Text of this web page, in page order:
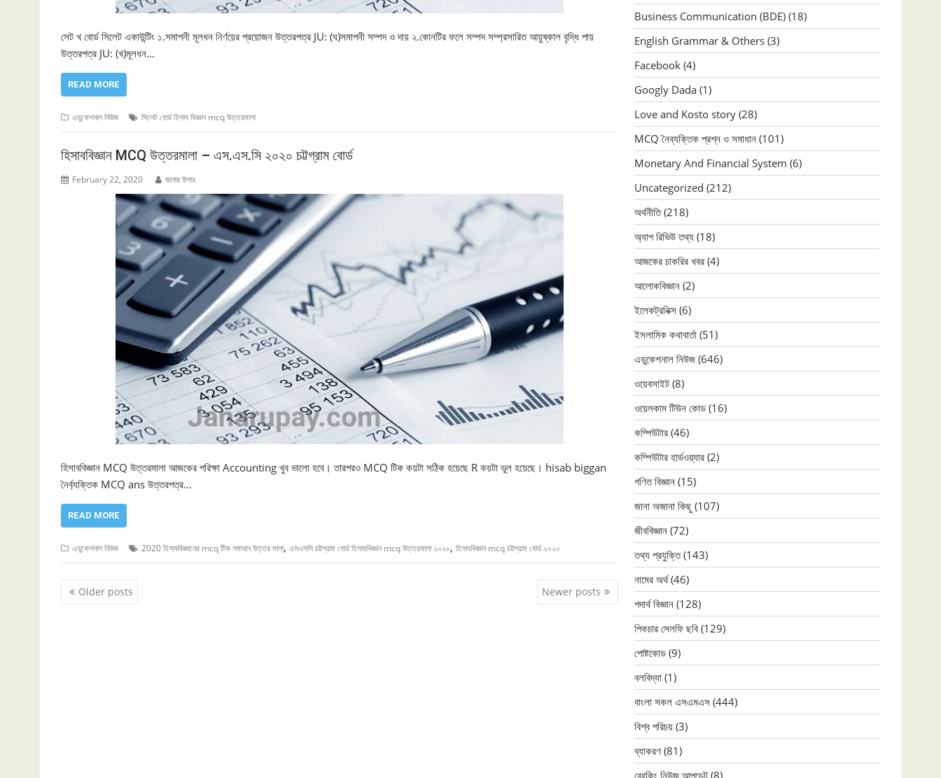
সেট খ বোর্ড সিলেট একাউন্টিং ১.সমাপনী মূলধন নির্ণয়ের প্রয়োজন উত্তরপত্র JU: (ঘ)সমাপনী সম্পদ ও দায় ২.কোনটির ফলে সম্পদ সম্প্রসারিত আয়ুষ্কাল বৃদ্ধি পায়
উত্তরপত্র JU: (খ)মূলধন…
READ MORE
এডুকেশনাল নিউজ সিলেট বোর্ড হিসাব বিজ্ঞান mcq উত্তরমালা
হিসাববিজ্ঞান MCQ উত্তরমালা – এস.এস.সি ২০২০ চট্টগ্রাম বোর্ড
February 22, 2020 জানার উপায়
হিসাববিজ্ঞান MCQ উত্তরমালা আজকের পরিক্ষা Accounting খুব ভালো হবে। তারপরও MCQ টিক কয়টা সঠিক হয়েছে R কয়টা ভুল হয়েছে। hisab biggan
নৈর্ব্যক্তিক MCQ ans উত্তরপত্র…
READ MORE
এডুকেশনাল নিউজ 2020 হিসাববিজ্ঞানের mcq টিক সমাধান উত্তর মালা, এসএসসি চট্টগ্রাম বোর্ড হিসাববিজ্ঞান mcq উত্তরমালা ২০২০, হিসাববিজ্ঞান mcq চট্টগ্রাম বোর্ড ২০২০
Posts
navigation
Older posts Newer posts
Business Communication (BDE) (18)
English Grammar & Others (3)
Facebook (4)
Googly Dada (1)
Love and Kosto story (28)
MCQ নৈব্যক্তিক প্রশ্ন ও সমাধান (101)
Monetary And Financial System (6)
Uncategorized (212)
অর্থনীতি(218)
অ্যাপ রিভিউ তথ্য (18)
আজকের চাকরির খবর (4)
আলোকবিজ্ঞান (2)
ইলেকট্রনিক্স (6)
ইসলামিক কথাবার্তা (51)
এডুকেশনাল নিউজ (646)
ওয়েবসাইট (8)
ওয়েলকাম টিউন কোড (16)
কম্পিউটার (46)
কম্পিউটার হার্ডওয়্যার (2)
গণিত বিজ্ঞান (15)
জানা অজানা কিছু (107)
জীববিজ্ঞান (72)
তথ্য প্রযুক্তি(143)
নামের অর্থ(46)
পদার্থ বিজ্ঞান (128)
পিকচার সেলফি ছবি (129)
পোষ্টকোড (9)
বলবিদ্যা (1)
বাংলা সকল এসএমএস (444)
বিশ্ব পরিচয় (3)
ব্যাকরণ (81)
ব্রেকিং নিউজ আপডেট (8)